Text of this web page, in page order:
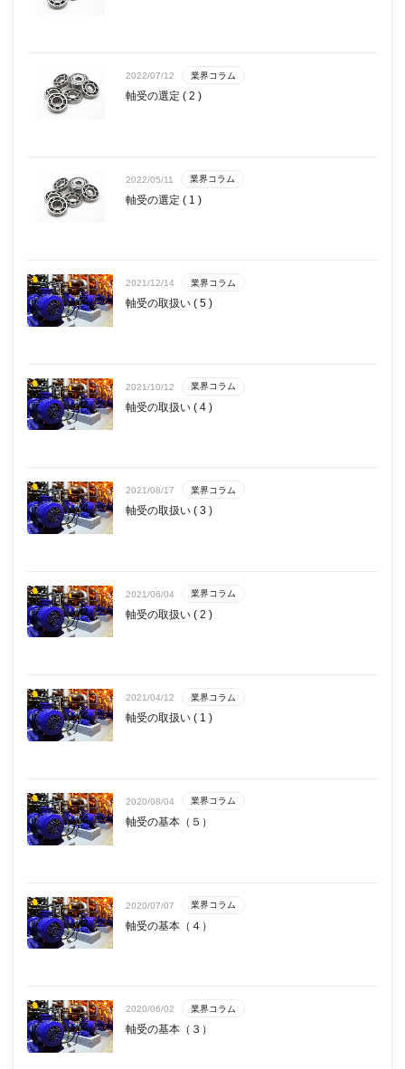
2022/07/12 業界コラム
軸受の選定 ( 2 )
2022/05/11 業界コラム
軸受の選定 ( 1 )
2021/12/14 業界コラム
軸受の取扱い ( 5 )
2021/10/12 業界コラム
軸受の取扱い ( 4 )
2021/08/17 業界コラム
軸受の取扱い ( 3 )
2021/06/04 業界コラム
軸受の取扱い ( 2 )
2021/04/12 業界コラム
軸受の取扱い ( 1 )
2020/08/04 業界コラム
軸受の基本（５）
2020/07/07 業界コラム
軸受の基本（４）
2020/06/02 業界コラム
軸受の基本（３）